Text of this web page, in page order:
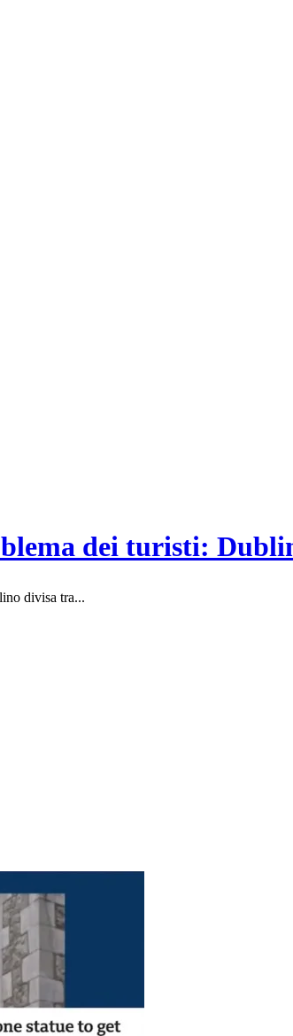
dei turisti:
divisa tra...